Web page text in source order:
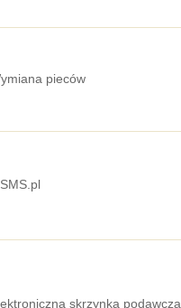
pieców
skrzynka podawcza